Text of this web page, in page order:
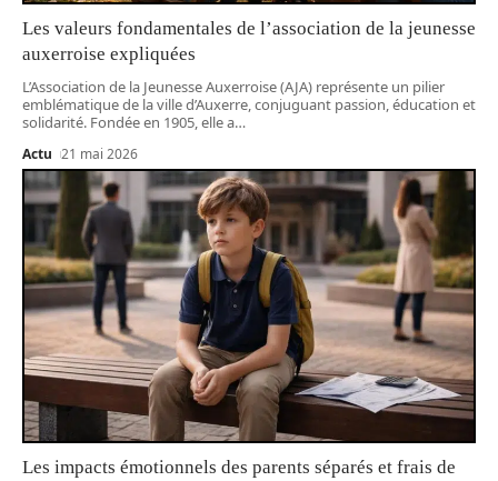
Les valeurs fondamentales de l’association de la jeunesse
auxerroise expliquées
L’Association de la Jeunesse Auxerroise (AJA) représente un pilier
emblématique de la ville d’Auxerre, conjuguant passion, éducation et
solidarité. Fondée en 1905, elle a…
Actu 21 mai 2026
Les impacts émotionnels des parents séparés et frais de